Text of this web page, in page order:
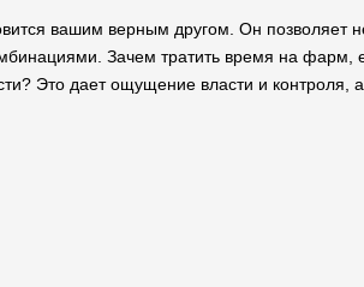
вашим верным другом. Он позволяет
Зачем тратить время на фарм,
Это дает ощущение власти и контроля,